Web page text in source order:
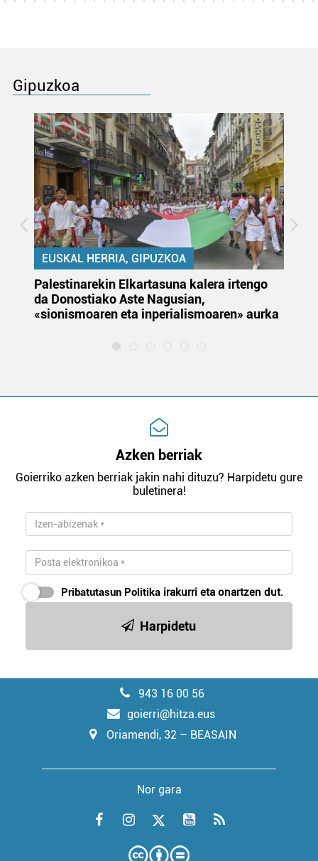
Gipuzkoa
EUSKAL HERRIA, GIPUZKOA
Palestinarekin Elkartasuna kalera irtengo
da Donostiako Aste Nagusian,
«sionismoaren eta inperialismoaren» aurka
Azken berriak
Goierriko azken berriak jakin nahi dituzu? Harpidetu gure
buletinera!
Pribatutasun Politika irakurri eta onartzen dut.
Harpidetu
943 16 00 56
goierri@hitza.eus
Oriamendi, 32 – BEASAIN
Nor gara